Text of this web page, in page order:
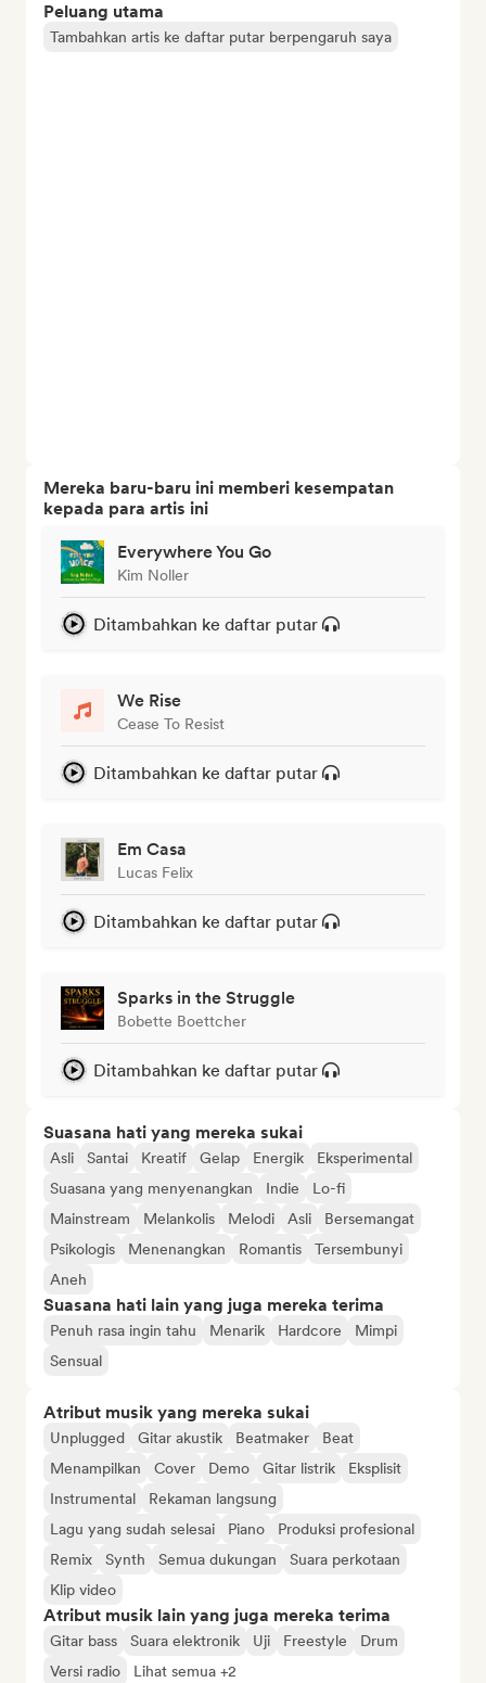
Peluang utama
Tambahkan artis ke daftar putar berpengaruh saya
Mereka baru-baru ini memberi kesempatan
kepada para artis ini
Everywhere You Go
Kim Noller
Ditambahkan ke daftar putar
We Rise
Cease To Resist
Ditambahkan ke daftar putar
Em Casa
Lucas Felix
Ditambahkan ke daftar putar
Sparks in the Struggle
Bobette Boettcher
Ditambahkan ke daftar putar
Suasana hati yang mereka sukai
Asli Santai Kreatif Gelap Energik
Eksperimental
Suasana yang menyenangkan
Indie
Lo-fi
Mainstream
Melankolis Melodi Asli
Bersemangat
Psikologis
Menenangkan Romantis
Tersembunyi
Aneh
Suasana hati lain yang juga mereka terima
Penuh rasa ingin tahu Menarik Hardcore
Mimpi
Sensual
Atribut musik yang mereka sukai
Unplugged Gitar akustik Beatmaker
Beat
Menampilkan
Cover Demo Gitar listrik
Eksplisit
Instrumental
Rekaman langsung
Lagu yang sudah selesai
Piano
Produksi profesional
Remix
Synth Semua dukungan
Suara perkotaan
Klip video
Atribut musik lain yang juga mereka terima
Gitar bass Suara elektronik Uji Freestyle
Drum
Versi radio
Lihat semua +2